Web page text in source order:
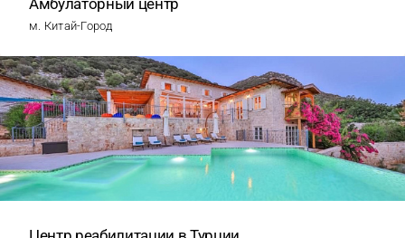
м. Китай-Город